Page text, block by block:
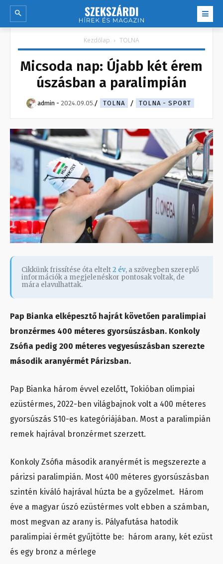
Kezdőlap TOLNA
Micsoda nap: Újabb két érem
úszásban a paralimpián
admin - 2024.09.05. TOLNA TOLNA - SPORT
Cikkünk frissítése óta eltelt2 év, a szövegben szereplő
információk a megjelenéskor pontosak voltak, de
mára elavulhattak.
Pap Bianka elképesztő hajrát követően paralimpiai
bronzérmes 400 méteres gyorsúszásban. Konkoly
Zsófia pedig 200 méteres vegyesúszásban szerezte
második aranyérmét Párizsban.
Pap Bianka három évvel ezelőtt, Tokióban olimpiai
ezüstérmes, 2022-ben világbajnok volt a 400 méteres
gyorsúszás S10-es kategóriájában. Most a paralimpián
remek hajrával bronzérmet szerzett.
Konkoly Zsófia második aranyérmét is megszerezte a
párizsi paralimpián. Most 400 méteres gyorsúszásban
szintén kiváló hajrával húzta be a győzelmet. Három
éve a magyar úszó ezüstérmes volt ebben a számban,
most megvan az arany is. Pályafutása hatodik
paralimpiai érmét gyűjtötte be: három arany, két ezüst
és egy bronz a mérlege